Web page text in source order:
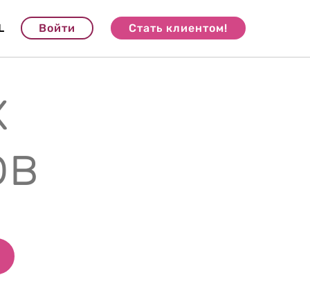
Войти Стать клиентом!